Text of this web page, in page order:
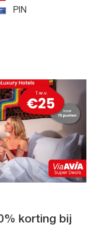
PIN
korting bij